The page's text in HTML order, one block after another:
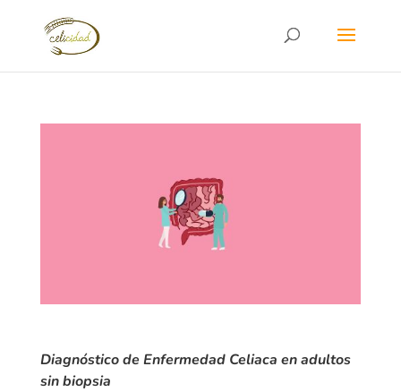
Diagnóstico de Enfermedad Celiaca en adultos
sin biopsia